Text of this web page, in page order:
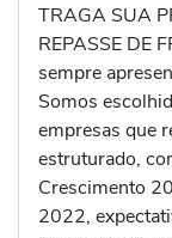
TRAGA SUA
REPASSE DE
sempre
Somos
empresas que
estruturado,
Crescimento
2022,